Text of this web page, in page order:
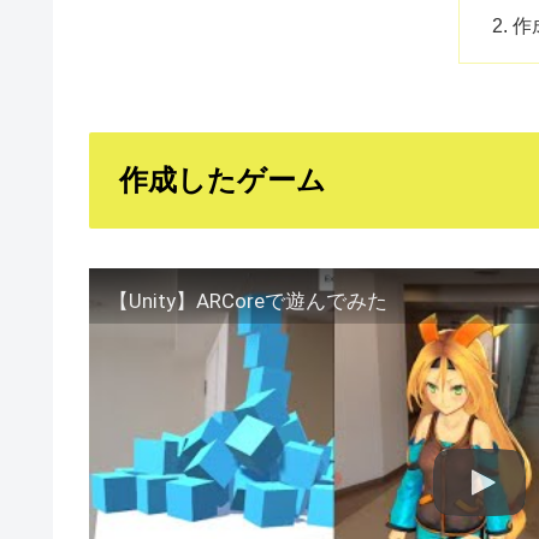
作
作成したゲーム
【Unity】ARCoreで遊んでみた